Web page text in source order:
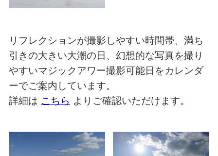
リフレクションが撮影しやすい時間帯、満ち
引きの大きい大潮の日、幻想的な写真を撮り
やすいマジックアワー撮影可能日をカレンダ
ーでご案内しています。
詳細は こちら よりご確認いただけます。